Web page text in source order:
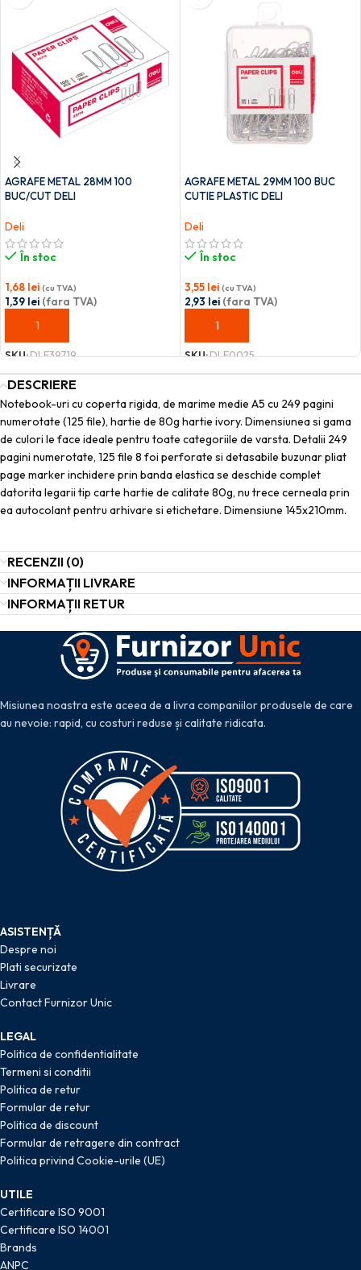
AGRAFE METAL 28MM 100
BUC/CUT DELI
Deli
În stoc
1,68 lei (cu TVA)
1,39 lei (fara TVA)
ADAUGĂ ÎN COȘ
SKU:DLE39719
AGRAFE METAL 29MM 100 BUC
CUTIE PLASTIC DELI
Deli
În stoc
3,55 lei (cu TVA)
2,93 lei (fara TVA)
ADAUGĂ ÎN COȘ
SKU:DLE0025
DESCRIERE
Notebook-uri cu coperta rigida, de marime medie A5 cu 249 pagini
numerotate (125 file), hartie de 80g hartie ivory. Dimensiunea si gama
de culori le face ideale pentru toate categoriile de varsta. Detalii 249
pagini numerotate, 125 file 8 foi perforate si detasabile buzunar pliat
page marker inchidere prin banda elastica se deschide complet
datorita legarii tip carte hartie de calitate 80g, nu trece cerneala prin
ea autocolant pentru arhivare si etichetare. Dimensiune 145x210mm.
RECENZII (0)
INFORMAȚII LIVRARE
INFORMAȚII RETUR
Misiunea noastra este aceea de a livra companiilor produsele de care
au nevoie: rapid, cu costuri reduse și calitate ridicata.
ASISTENȚĂ
Despre noi
Plati securizate
Livrare
Contact Furnizor Unic
LEGAL
Politica de confidentialitate
Termeni si conditii
Politica de retur
Formular de retur
Politica de discount
Formular de retragere din contract
Politica privind Cookie-urile (UE)
UTILE
Certificare ISO 9001
Certificare ISO 14001
Brands
ANPC